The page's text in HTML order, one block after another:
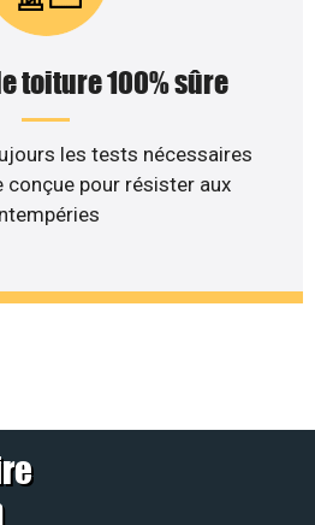
toiture 100% sûre
les tests nécessaires
conçue pour résister aux